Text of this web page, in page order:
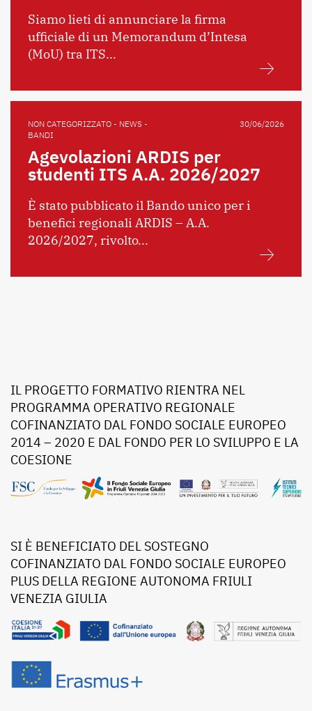
Siamo lieti di annunciare la firma
ufficiale di un Memorandum d’Intesa
(MoU) tra ITS...
NON CATEGORIZZATO - NEWS -
BANDI
30/06/2026
Agevolazioni ARDIS per
studenti ITS A.A. 2026/2027
È stato pubblicato il Bando unico per i
benefici regionali ARDIS – A.A.
2026/2027, rivolto...
IL PROGETTO FORMATIVO RIENTRA NEL
PROGRAMMA OPERATIVO REGIONALE
COFINANZIATO DAL FONDO SOCIALE EUROPEO
2014 – 2020 E DAL FONDO PER LO SVILUPPO E LA
COESIONE
SI È BENEFICIATO DEL SOSTEGNO
COFINANZIATO DAL FONDO SOCIALE EUROPEO
PLUS DELLA REGIONE AUTONOMA FRIULI
VENEZIA GIULIA